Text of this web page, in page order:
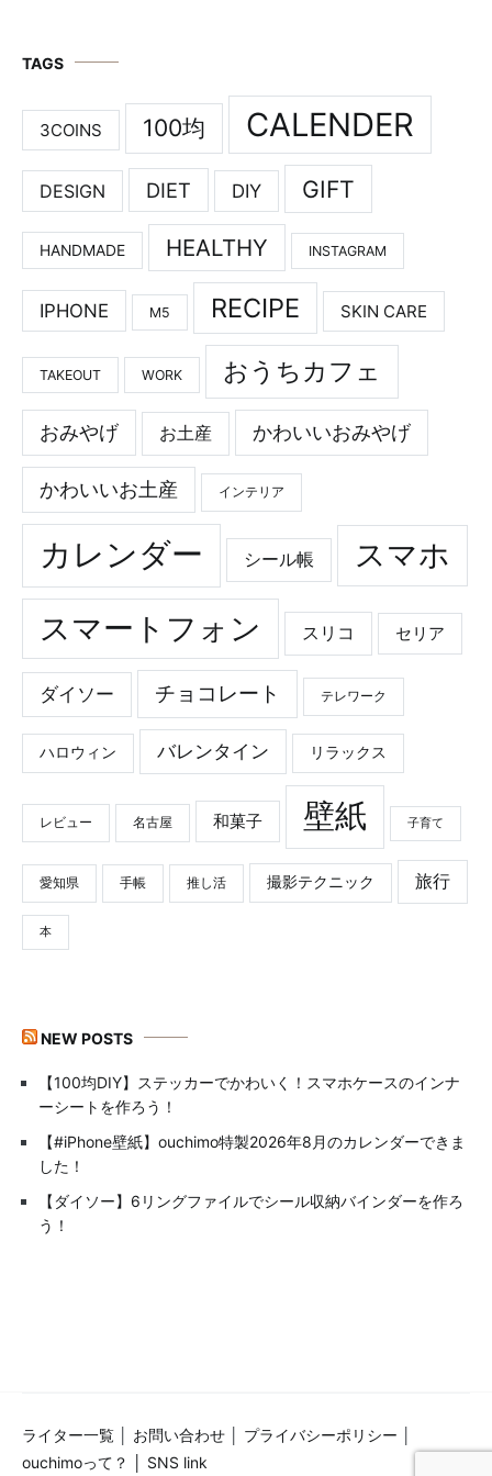
TAGS
3COINS 100均 CALENDER
DESIGN DIET DIY GIFT
HANDMADE HEALTHY INSTAGRAM
IPHONE M5 RECIPE SKIN CARE
TAKEOUT WORK おうちカフェ
おみやげ お土産 かわいいおみやげ
かわいいお土産 インテリア
カレンダー シール帳
スマホ
スマートフォン
スリコ セリア
ダイソー チョコレート テレワーク
ハロウィン バレンタイン リラックス
レビュー 名古屋 和菓子 壁紙 子育て
愛知県 手帳 推し活 撮影テクニック 旅行
本
NEW POSTS
【100均DIY】ステッカーでかわいく！スマホケースのインナ
ーシートを作ろう！
【#iPhone壁紙】ouchimo特製2026年8月のカレンダーできま
した！
【ダイソー】6リングファイルでシール収納バインダーを作ろ
う！
ライター一覧 お問い合わせ プライバシーポリシー
ouchimoって？ │
SNS link